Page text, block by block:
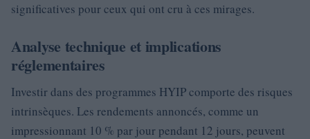
significatives pour ceux qui ont cru à ces mirages.
Analyse technique et implications
réglementaires
Investir dans des programmes HYIP comporte des risques
intrinsèques. Les rendements annoncés, comme un
impressionnant 10 % par jour pendant 12 jours, peuvent